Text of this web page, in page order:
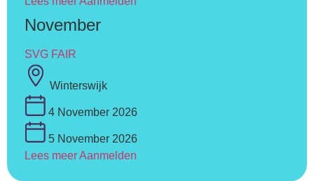
November
SVG FAIR
Winterswijk
4 November 2026
5 November 2026
Lees meerAanmelden